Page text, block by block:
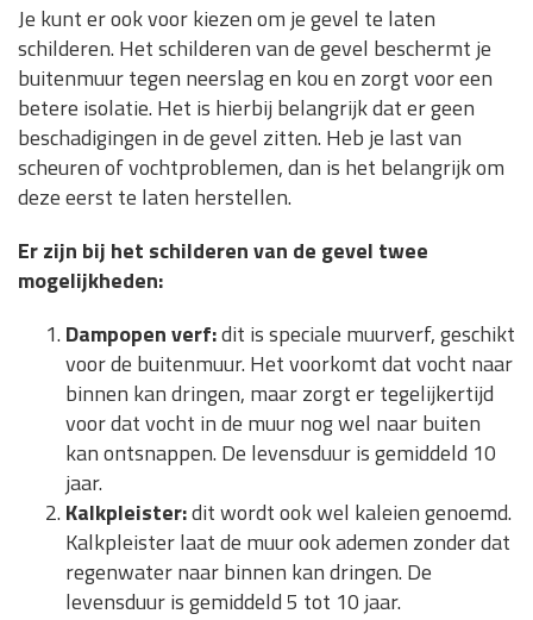
Je kunt er ook voor kiezen om je gevel te laten
schilderen. Het schilderen van de gevel beschermt je
buitenmuur tegen neerslag en kou en zorgt voor een
betere isolatie. Het is hierbij belangrijk dat er geen
beschadigingen in de gevel zitten. Heb je last van
scheuren of vochtproblemen, dan is het belangrijk om
deze eerst te laten herstellen.
Er zijn bij het schilderen van de gevel twee
mogelijkheden:
Dampopen verf:dit is speciale muurverf, geschikt
voor de buitenmuur. Het voorkomt dat vocht naar
binnen kan dringen, maar zorgt er tegelijkertijd
voor dat vocht in de muur nog wel naar buiten
kan ontsnappen. De levensduur is gemiddeld 10
jaar.
Kalkpleister:dit wordt ook wel kaleien genoemd.
Kalkpleister laat de muur ook ademen zonder dat
regenwater naar binnen kan dringen. De
levensduur is gemiddeld 5 tot 10 jaar.